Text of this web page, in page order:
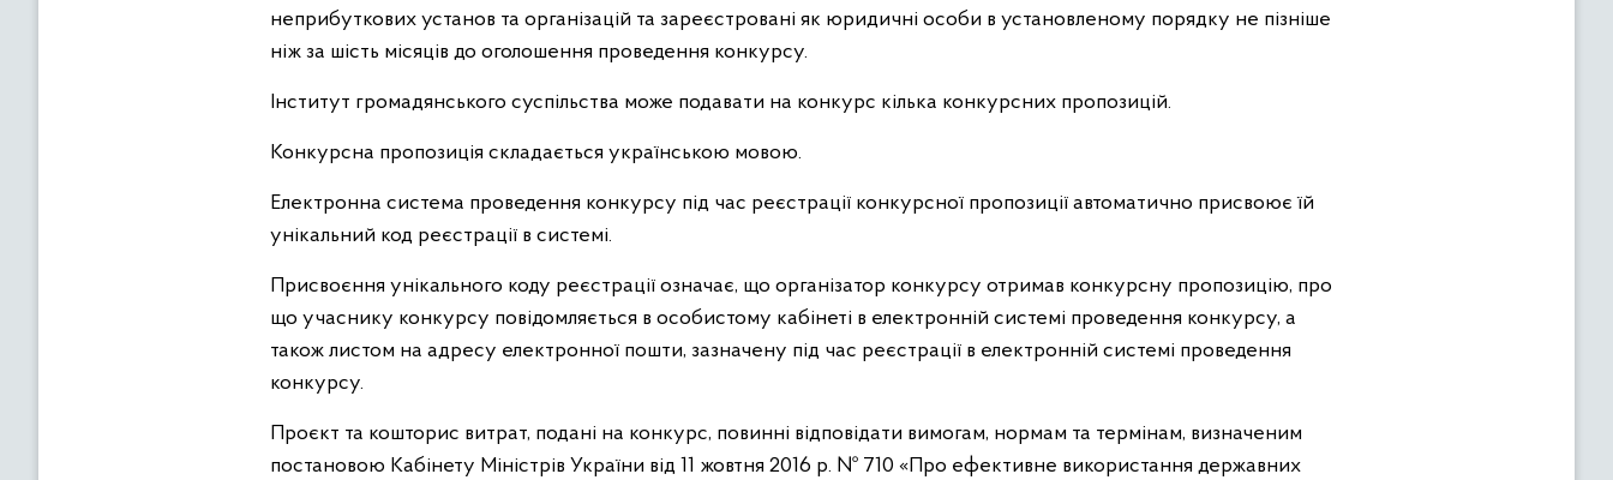
неприбуткових установ та організацій та зареєстровані як юридичні особи в установленому порядку не пізніше
ніж за шість місяців до оголошення проведення конкурсу.
Інститут громадянського суспільства може подавати на конкурс кілька конкурсних пропозицій.
Конкурсна пропозиція складається українською мовою.
Електронна система проведення конкурсу під час реєстрації конкурсної пропозиції автоматично присвоює їй
унікальний код реєстрації в системі.
Присвоєння унікального коду реєстрації означає, що організатор конкурсу отримав конкурсну пропозицію, про
що учаснику конкурсу повідомляється в особистому кабінеті в електронній системі проведення конкурсу, а
також листом на адресу електронної пошти, зазначену під час реєстрації в електронній системі проведення
конкурсу.
Проєкт та кошторис витрат, подані на конкурс, повинні відповідати вимогам, нормам та термінам, визначеним
постановою Кабінету Міністрів України від 11 жовтня 2016 р. № 710 «Про ефективне використання державних